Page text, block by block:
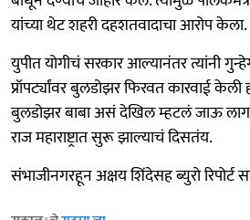
यांच्या थेट शहरी दहशतवादाचा आरोप केला.
युपीत योगीचं सरकार आल्यानंतर त्यांनी
प्रॉपर्ट्यांवर बुलडोझर फिरवत कारवाई केली
बुलडोझर बाबा असं देखिल म्हटलं जाऊ
राज महाराष्ट्रात सुरू झाल्याचं दिसतंय.
संभाजीनगरहून अक्षय शिंदेसह ब्युरो रिपोर्ट